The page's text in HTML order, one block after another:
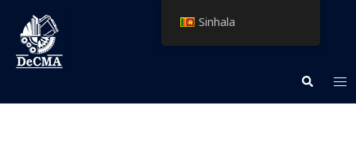
content
Search
Sinhala